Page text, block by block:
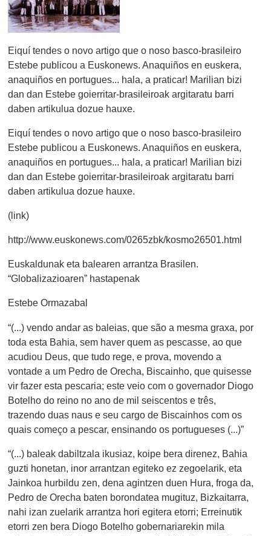
Eiquí tendes o novo artigo que o noso basco-brasileiro
Estebe publicou a Euskonews. Anaquiños en euskera,
anaquiños en portugues... hala, a praticar! Marilian bizi
dan dan Estebe goierritar-brasileiroak argitaratu barri
daben artikulua dozue hauxe.
Eiquí tendes o novo artigo que o noso basco-brasileiro
Estebe publicou a Euskonews. Anaquiños en euskera,
anaquiños en portugues... hala, a praticar! Marilian bizi
dan dan Estebe goierritar-brasileiroak argitaratu barri
daben artikulua dozue hauxe.
(link)
http://www.euskonews.com/0265zbk/kosmo26501.html
Euskaldunak eta balearen arrantza Brasilen.
“Globalizazioaren” hastapenak
Estebe Ormazabal
“(...) vendo andar as baleias, que são a mesma graxa, por
toda esta Bahia, sem haver quem as pescasse, ao que
acudiou Deus, que tudo rege, e prova, movendo a
vontade a um Pedro de Orecha, Biscainho, que quisesse
vir fazer esta pescaria; este veio com o governador Diogo
Botelho do reino no ano de mil seiscentos e três,
trazendo duas naus e seu cargo de Biscainhos com os
quais começo a pescar, ensinando os portugueses (...)”
“(...) baleak dabiltzala ikusiaz, koipe bera direnez, Bahia
guzti honetan, inor arrantzan egiteko ez zegoelarik, eta
Jainkoa hurbildu zen, dena agintzen duen Hura, froga da,
Pedro de Orecha baten borondatea mugituz, Bizkaitarra,
nahi izan zuelarik arrantza hori egitera etorri; Erreinutik
etorri zen bera Diogo Botelho gobernariarekin mila